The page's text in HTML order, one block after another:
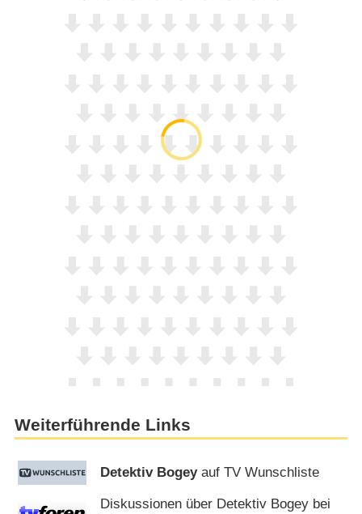
Weiterführende Links
Detektiv Bogeyauf TV Wunschliste
Diskussionen über Detektiv Bogey bei